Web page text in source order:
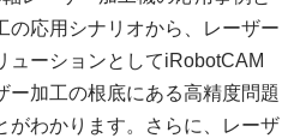
の応用シナリオから、レーザー
ューションとしてiRobotCAM
ー加工の根底にある高精度問題
がわかります。さらに、レーザ